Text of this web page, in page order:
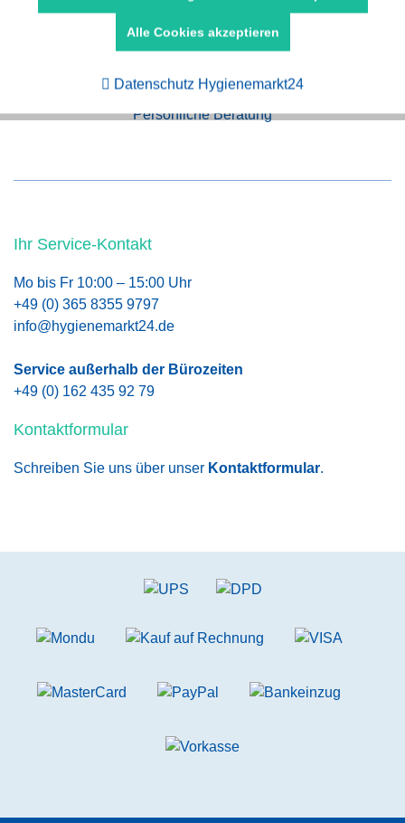
Schneller Versand
Persönliche Beratung
Ihr Service-Kontakt
Mo bis Fr 10:00 – 15:00 Uhr
+49 (0) 365 8355 9797
info@hygienemarkt24.de
Service außerhalb der Bürozeiten
+49 (0) 162 435 92 79
Kontaktformular
Schreiben Sie uns über unser Kontaktformular.
Alle Cookies akzeptieren
Datenschutz Hygienemarkt24